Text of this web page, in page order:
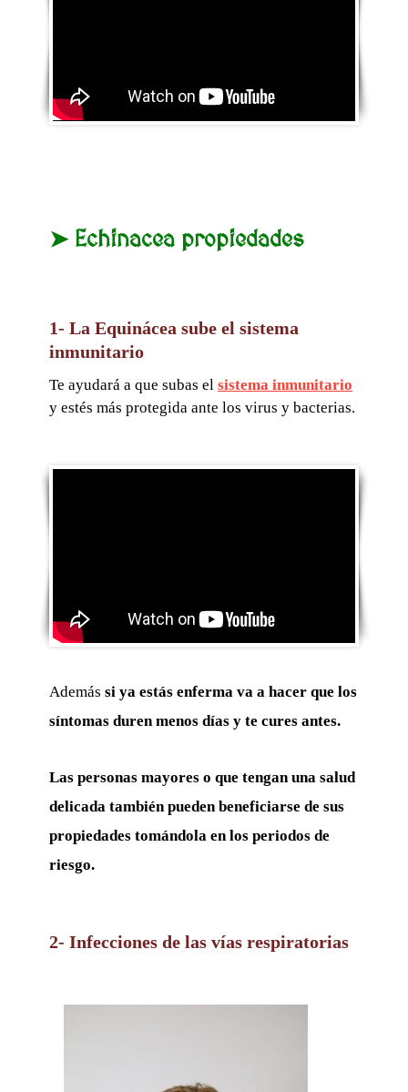
➤ Echinacea propiedades
1- La Equinácea sube el sistema
inmunitario
Te ayudará a que subas el sistema inmunitario
y estés más protegida ante los virus y bacterias.
Además si ya estás enferma va a hacer que los
síntomas duren menos días y te cures antes.
Las personas mayores o que tengan una salud
delicada también pueden beneficiarse de sus
propiedades tomándola en los periodos de
riesgo.
2- Infecciones de las vías respiratorias